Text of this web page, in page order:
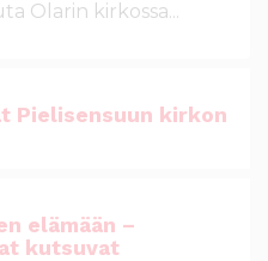
Olarin kirkossa...
Pielisensuun kirkon
elämään –
kutsuvat